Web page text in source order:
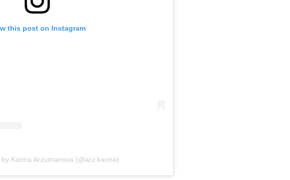
this post on Instagram
Karina Arzumanova (@arz.karina)